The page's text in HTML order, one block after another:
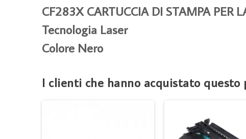
CF283X CARTUCCIA DI STAMPA PER
Tecnologia Laser
Colore Nero
I clienti che hanno acquistato